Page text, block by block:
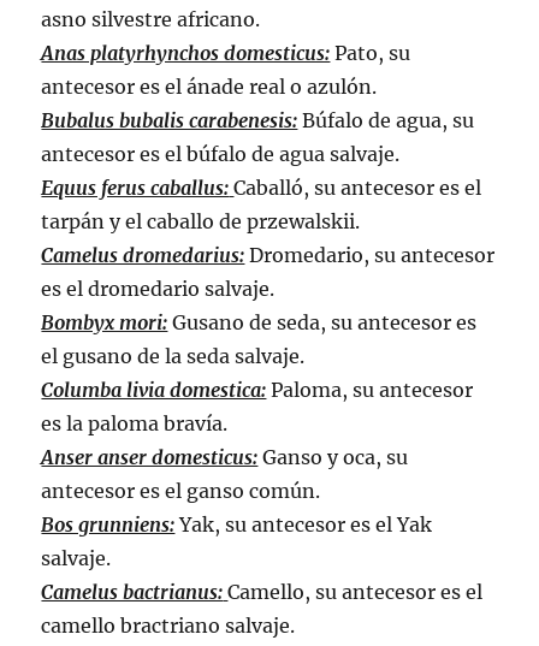
asno silvestre africano.
Anas platyrhynchos domesticus: Pato, su
antecesor es el ánade real o azulón.
Bubalus bubalis carabenesis: Búfalo de agua, su
antecesor es el búfalo de agua salvaje.
Equus ferus caballus: Caballó, su antecesor es el
tarpán y el caballo de przewalskii.
Camelus dromedarius: Dromedario, su antecesor
es el dromedario salvaje.
Bombyx mori: Gusano de seda, su antecesor es
el gusano de la seda salvaje.
Columba livia domestica: Paloma, su antecesor
es la paloma bravía.
Anser anser domesticus: Ganso y oca, su
antecesor es el ganso común.
Bos grunniens: Yak, su antecesor es el Yak
salvaje.
Camelus bactrianus: Camello, su antecesor es el
camello bractriano salvaje.